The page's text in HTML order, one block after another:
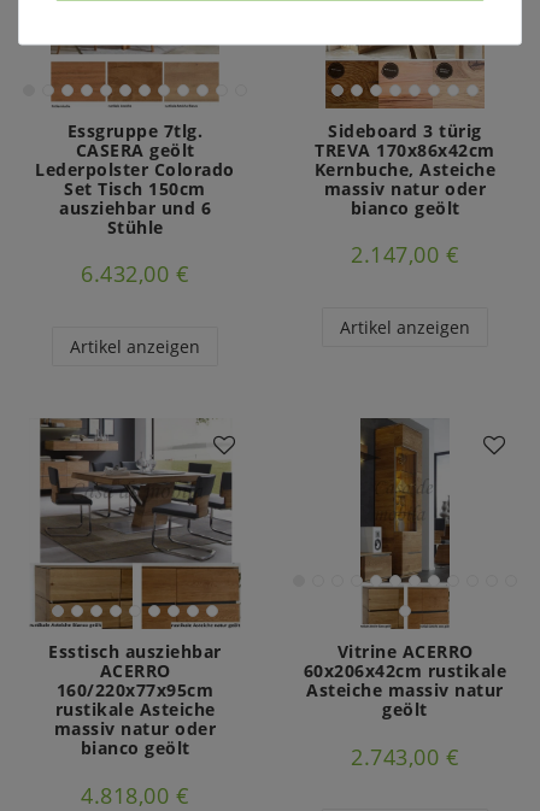
Essgruppe 7tlg.
CASERA geölt
Lederpolster Colorado
Set Tisch 150cm
ausziehbar und 6
Stühle
6.432,00 €
Artikel anzeigen
Sideboard 3 türig
TREVA 170x86x42cm
Kernbuche, Asteiche
massiv natur oder
bianco geölt
2.147,00 €
Artikel anzeigen
Esstisch ausziehbar
ACERRO
160/220x77x95cm
rustikale Asteiche
massiv natur oder
bianco geölt
4.818,00 €
Vitrine ACERRO
60x206x42cm rustikale
Asteiche massiv natur
geölt
2.743,00 €